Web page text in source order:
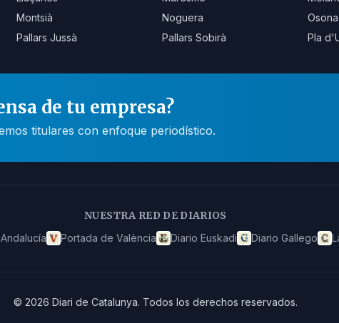
Montsià
Noguera
Osona
Pallars Jussà
Pallars Sobirà Pla
de tu empresa?
titulares con enfoque periodístico.
NUESTRA RED DE DIARIOS
Portada de València Diario Euskadi Diario Gallego
© 2026 Diari de Catalunya. Todos los derechos reservados.